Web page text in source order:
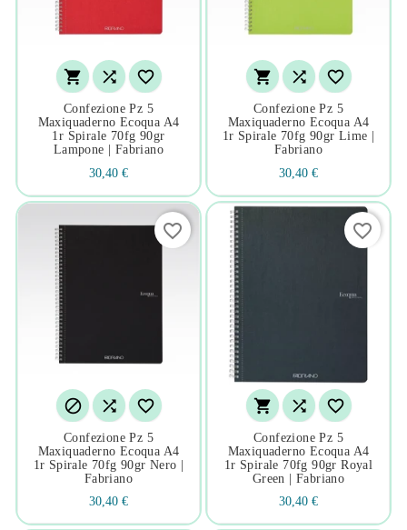
  
Confezione Pz 5
Maxiquaderno Ecoqua A4
1r Spirale 70fg 90gr
Lampone | Fabriano
30,40 €
  
Confezione Pz 5
Maxiquaderno Ecoqua A4
1r Spirale 70fg 90gr Lime |
Fabriano
30,40 €
  
Confezione Pz 5
Maxiquaderno Ecoqua A4
1r Spirale 70fg 90gr Nero |
Fabriano
30,40 €
favorite_border
  
Confezione Pz 5
Maxiquaderno Ecoqua A4
1r Spirale 70fg 90gr Royal
Green | Fabriano
30,40 €
favorite_border